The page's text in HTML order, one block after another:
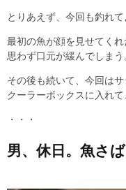
とりあえず、今回も釣れて
最初の魚が顔を見せてくれ
思わず口元が緩んでしまう
その後も続いて、今回はサ
クーラーボックスに入れて
・・・
男、休日。魚さ